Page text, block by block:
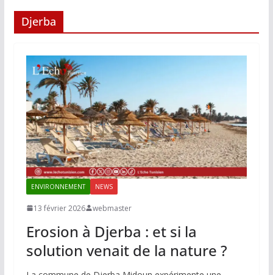
Djerba
ENVIRONNEMENT NEWS
13 février 2026 webmaster
Erosion à Djerba : et si la
solution venait de la nature ?